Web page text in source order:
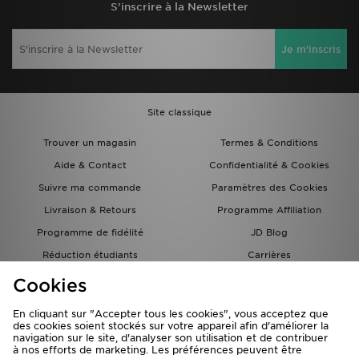
S'inscrire à la Newsletter
Je m'inscris
Site classique
Trouver un magasin
Termes & Conditions
Aide & Contact
Confidentialité & Cookies
Suivre ma commande
Paramètres des Cookies
Livraison & Retours
Programme Affiliation
Programme de fidélité
JD Blog
Réduction étudiants
Carrières
Carte Cadeau
Cookies
En cliquant sur "Accepter tous les cookies", vous acceptez que
des cookies soient stockés sur votre appareil afin d'améliorer la
navigation sur le site, d'analyser son utilisation et de contribuer
à nos efforts de marketing. Les préférences peuvent être